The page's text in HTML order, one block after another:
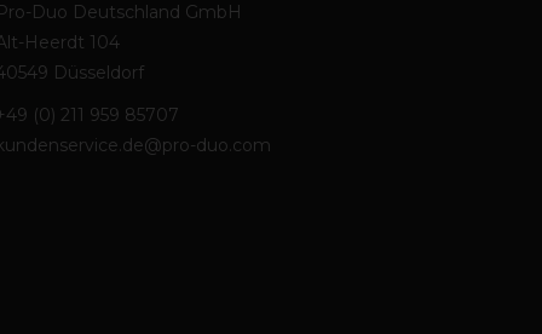
Duo Deutschland GmbH
Heerdt 104
Düsseldorf
(0) 211 959 85707
duo.com